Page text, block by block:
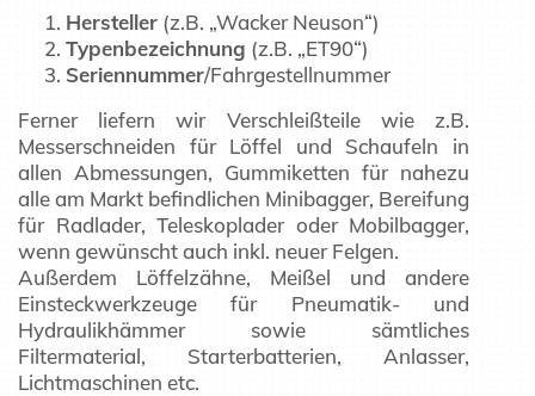
Hersteller (z.B. „Wacker Neuson“)
Typenbezeichnung (z.B. „ET90“)
Seriennummer/Fahrgestellnummer
Ferner liefern wir Verschleißteile wie z.B.
Messerschneiden für Löffel und Schaufeln in
allen Abmessungen, Gummiketten für nahezu
alle am Markt befindlichen Minibagger, Bereifung
für Radlader, Teleskoplader oder Mobilbagger,
wenn gewünscht auch inkl. neuer Felgen.
Außerdem Löffelzähne, Meißel und andere
Einsteckwerkzeuge für Pneumatik- und
Hydraulikhämmer sowie sämtliches
Filtermaterial, Starterbatterien, Anlasser,
Lichtmaschinen etc.